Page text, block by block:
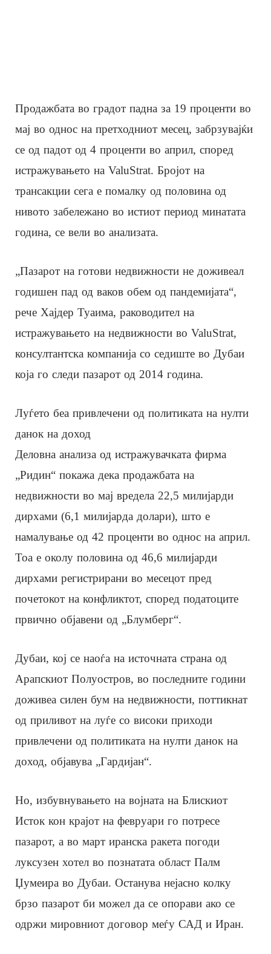
Продажбата во градот падна за 19 проценти во
мај во однос на претходниот месец, забрзувајќи
се од падот од 4 проценти во април, според
истражувањето на ValuStrat. Бројот на
трансакции сега е помалку од половина од
нивото забележано во истиот период минатата
година, се вели во анализата.
„Пазарот на готови недвижности не доживеал
годишен пад од ваков обем од пандемијата“,
рече Хајдер Туаима, раководител на
истражувањето на недвижности во ValuStrat,
консултантска компанија со седиште во Дубаи
која го следи пазарот од 2014 година.
Луѓето беа привлечени од политиката на нулти
данок на доход
Деловна анализа од истражувачката фирма
„Ридин“ покажа дека продажбата на
недвижности во мај вредела 22,5 милијарди
дирхами (6,1 милијарда долари), што е
намалување од 42 проценти во однос на април.
Тоа е околу половина од 46,6 милијарди
дирхами регистрирани во месецот пред
почетокот на конфликтот, според податоците
првично објавени од „Блумберг“.
Дубаи, кој се наоѓа на источната страна од
Арапскиот Полуостров, во последните години
доживеа силен бум на недвижности, поттикнат
од приливот на луѓе со високи приходи
привлечени од политиката на нулти данок на
доход, објавува „Гардијан“.
Но, избувнувањето на војната на Блискиот
Исток кон крајот на февруари го потресе
пазарот, а во март иранска ракета погоди
луксузен хотел во познатата област Палм
Џумеира во Дубаи. Останува нејасно колку
брзо пазарот би можел да се опорави ако се
одржи мировниот договор меѓу САД и Иран.